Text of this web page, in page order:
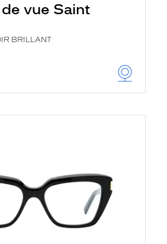
vue Saint
BRILLANT